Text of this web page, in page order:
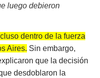
luego debieron
dentro de la fuerza
Aires. Sin embargo,
que la decisión
desdoblaron la